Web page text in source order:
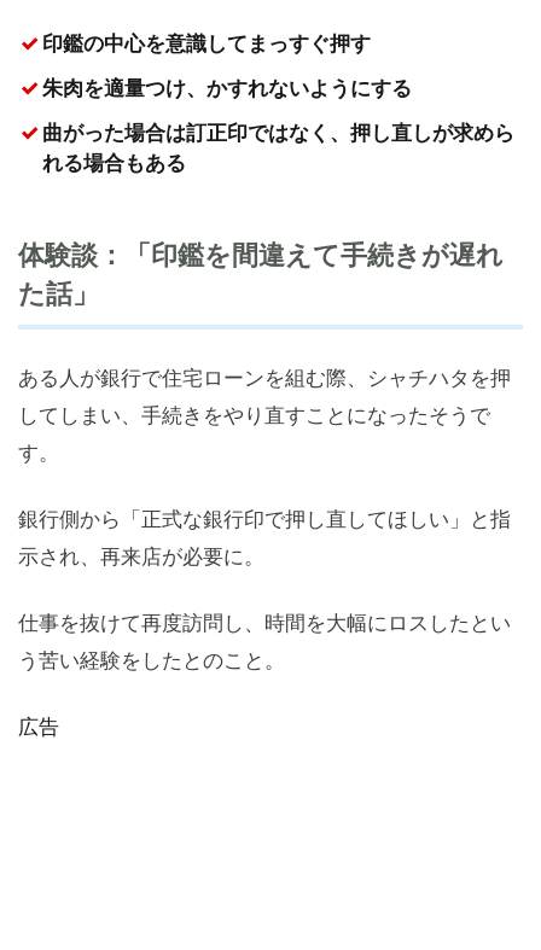
印鑑の中心を意識してまっすぐ押す
朱肉を適量つけ、かすれないようにする
曲がった場合は訂正印ではなく、押し直しが求めら
れる場合もある
体験談：「印鑑を間違えて手続きが遅れ
た話」
ある人が銀行で住宅ローンを組む際、シャチハタを押
してしまい、手続きをやり直すことになったそうで
す。
銀行側から「正式な銀行印で押し直してほしい」と指
示され、再来店が必要に。
仕事を抜けて再度訪問し、時間を大幅にロスしたとい
う苦い経験をしたとのこと。
広告